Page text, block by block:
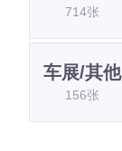
714张
车展/其他
156张